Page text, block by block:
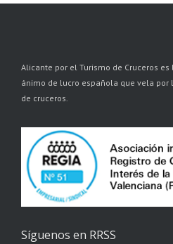
Alicante por el Turismo de Cruceros
ánimo de lucro española que vela
de cruceros.
Síguenos en RRSS